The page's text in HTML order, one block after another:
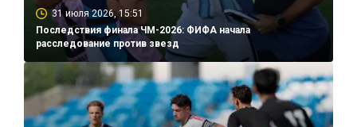
31 июля 2026, 15:51
Последствия финала ЧМ-2026: ФИФА начала
расследование против звезд